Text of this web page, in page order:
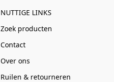
NUTTIGE LINKS
Zoek producten
Contact
Over ons
Ruilen & retourneren